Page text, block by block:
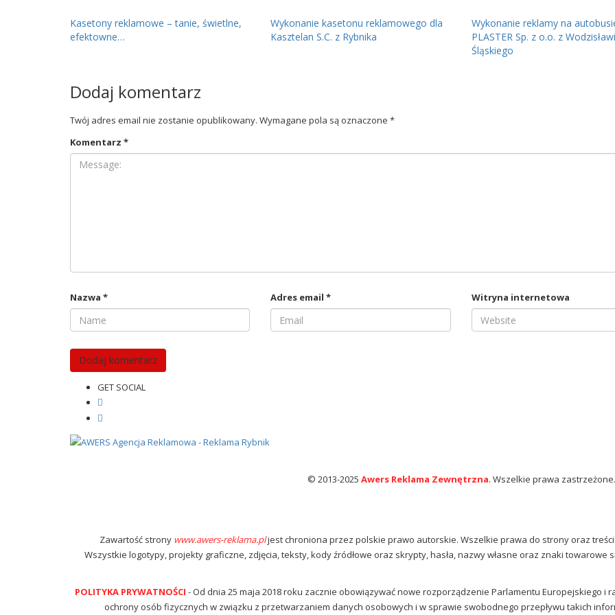
Kasetony reklamowe – tanie, świetlne,
efektowne…
Wykonanie kasetonu reklamowego dla
Kasztelan S.C. z Rybnika
Wykonanie reklamy na
PLASTER Sp. z o.o. z
Śląskiego
Dodaj komentarz
Twój adres email nie zostanie opublikowany. Wymagane pola są oznaczone *
Komentarz *
Nazwa * Adres email* Witryna internetowa
GET SOCIAL
© 2013-2025 Awers Reklama Zewnętrzna. Wszelkie prawa zastrzeżone.
Zawartość strony www.awers-reklama.pljest chroniona przez polskie prawo autorskie. Wszelkie prawa do strony oraz treści
Wszystkie logotypy, projekty graficzne, zdjęcia, teksty, kody źródłowe oraz skrypty, hasła, nazwy własne oraz znaki towarowe
POLITYKA PRYWATNOŚCI - Od dnia 25 maja 2018 roku zacznie obowiązywać nowe rozporządzenie Parlamentu Europejskiego i
ochrony osób fizycznych w związku z przetwarzaniem danych osobowych i w sprawie swobodnego przepływu takich